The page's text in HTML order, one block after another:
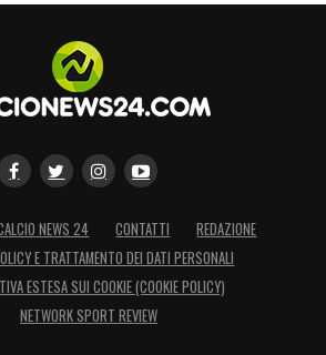
NEWS 24 CONTATTI
REDAZIONE
E TRATTAMENTO DEI DATI PERSONALI
ESTESA SUI COOKIE (COOKIE POLICY)
NETWORK SPORT REVIEW